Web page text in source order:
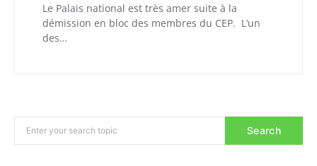
Le Palais national est très amer suite à la
démission en bloc des membres du CEP. L’un
des…
Search